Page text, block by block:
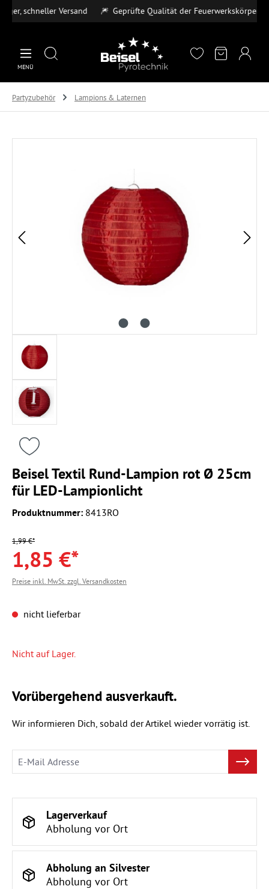
Zum Hauptinhalt springen
schneller Versand 🎆 Geprüfte Qualität der Feuerwerkskörper
MENÜ
Partyzubehör Lampions & Laternen
Beisel Textil Rund-Lampion rot Ø 25cm
für LED-Lampionlicht
Produktnummer: 8413RO
1,99 €*
1,85 €*
Preise inkl. MwSt. zzgl. Versandkosten
nicht lieferbar
Nicht auf Lager.
Vorübergehend ausverkauft.
Wir informieren Dich, sobald der Artikel wieder vorrätig ist.
Lagerverkauf
Abholung vor Ort
Abholung an Silvester
Abholung vor Ort